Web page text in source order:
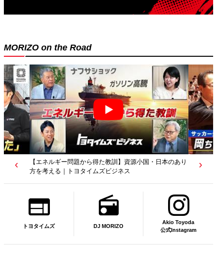
MORIZO on the Road
【エネルギー問題から得た教訓】資源小国・日本のあり
方を考える｜トヨタイムズビジネス
トヨタイムズ DJ MORIZO
Akio Toyoda
公式Instagram